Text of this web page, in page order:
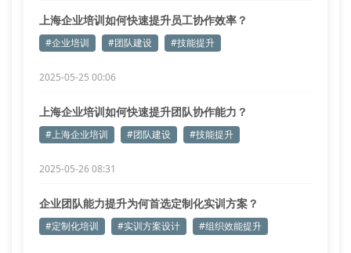
上海企业培训如何快速提升员工协作效率？
#企业培训 #团队建设 #技能提升
2025-05-25 00:06
上海企业培训如何快速提升团队协作能力？
#上海企业培训 #团队建设 #技能提升
2025-05-26 08:31
企业团队能力提升为何首选定制化实训方案？
#定制化培训 #实训方案设计 #组织效能提升